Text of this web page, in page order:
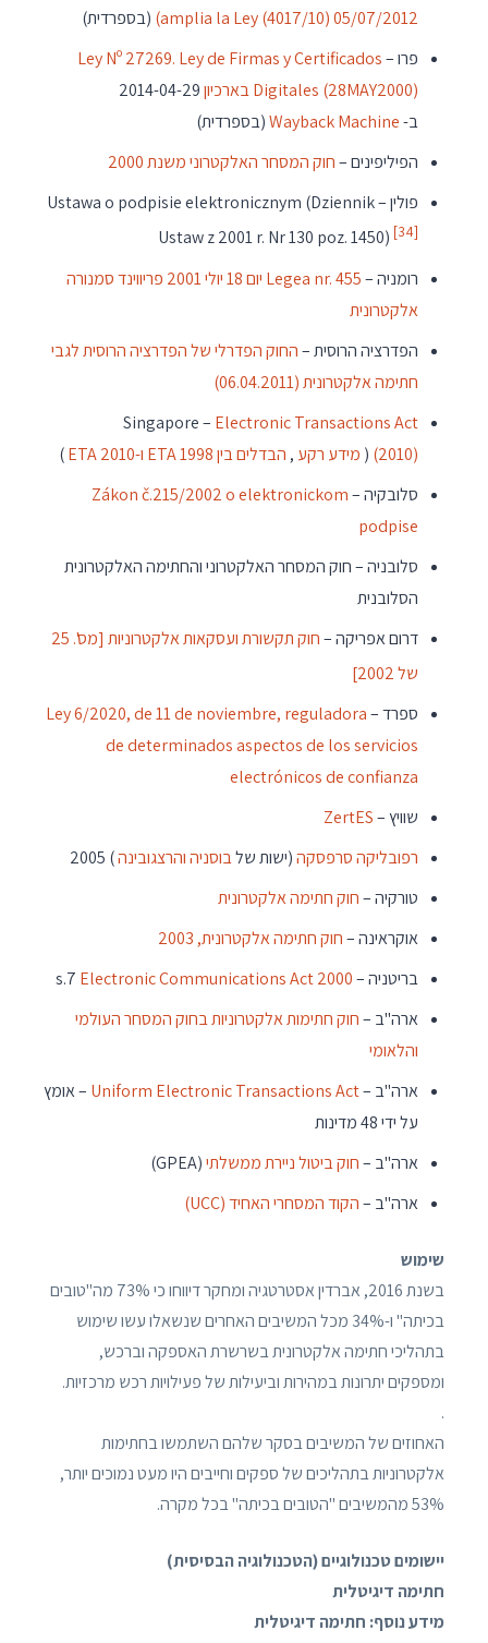
amplia la Ley (4017/10) 05/07/2012) (בספרדית)
פרו –Ley Nº 27269. Ley de Firmas y Certificados
Digitales (28MAY2000)בארכיון2014-04-29
ב-Wayback Machine(בספרדית)
הפיליפינים –חוק המסחר האלקטרוני משנת 2000
פולין – Ustawa o podpisie elektronicznym (Dziennik
Ustaw z 2001 r. Nr 130 poz. 1450) [34]
רומניה –
Legea nr. 455 יום 18 יולי 2001 פריווינד סמנורה
אלקטרונית
הפדרציה הרוסית –החוק הפדרלי של הפדרציה הרוסית לגבי
חתימה אלקטרונית (06.04.2011)
Singapore – Electronic Transactions Act
(2010)
( מידע רקע , הבדלים בין ETA 1998 ו-ETA 2010
)
סלובקיה –Zákon č.215/2002 o elektronickom
podpise
סלובניה – חוק המסחר האלקטרוני והחתימה האלקטרונית
הסלובנית
דרום אפריקה –
חוק תקשורת ועסקאות אלקטרוניות [מס'. 25
של 2002]
ספרד –Ley 6/2020, de 11 de noviembre, reguladora
de determinados aspectos de los servicios
electrónicos de confianza
שוויץ –ZertES
רפובליקה סרפסקה(ישות שלבוסניה והרצגובינה) 2005
טורקיה –חוק חתימה אלקטרונית
אוקראינה –חוק חתימה אלקטרונית, 2003
בריטניה – s.7Electronic Communications Act 2000
ארה"ב –חוק חתימות אלקטרוניות בחוק המסחר העולמי
והלאומי
ארה"ב –Uniform Electronic Transactions Act – אומץ
על ידי 48 מדינות
ארה"ב –חוק ביטול ניירת ממשלתי(GPEA)
ארה"ב –הקוד המסחרי האחיד (UCC)
שימוש
בשנת 2016, אברדין אסטרטגיה ומחקר דיווחו כי 73% מה"טובים
בכיתה" ו-34% מכל המשיבים האחרים שנשאלו עשו שימוש
בתהליכי חתימה אלקטרונית בשרשרת האספקה ​​וברכש,
ומספקים יתרונות במהירות וביעילות של פעילויות רכש מרכזיות.
.
האחוזים של המשיבים בסקר שלהם השתמשו בחתימות
אלקטרוניות בתהליכים של ספקים וחייבים היו מעט נמוכים יותר,
53% מהמשיבים "הטובים בכיתה" בכל מקרה.
יישומים טכנולוגיים (הטכנולוגיה הבסיסית)
חתימה דיגיטלית
מידע נוסף: חתימה דיגיטלית